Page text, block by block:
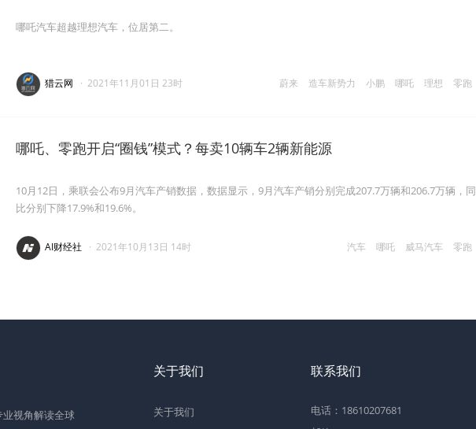
哪吒汽车超越理想汽车，位居第二。
蔚来 造车新势力 小鹏 哪吒 理想 零跑
猎云网 · 2021年11月01日 23时
哪吒、零跑开启“圈钱”模式？每卖10辆车2辆新能源
10月12日，乘联会公布9月汽车产销数据，数据显示，9月汽车产销分别完成207.7万辆和206.7万辆，同
比分别下降17.9%和19.6%。
汽车 哪吒 威马汽车 零跑
AI财经社 · 2021年10月13日 14时
视角解读全球
关于我们
关于我们
联系我们
电话：18610207681